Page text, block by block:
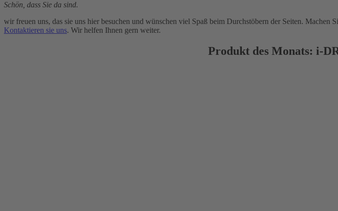
Schön, dass Sie da sind.
wir freuen uns, das sie uns hier besuchen und wünschen viel Spaß beim Durchstöbern der Seiten.
Kontaktieren sie uns. Wir helfen Ihnen gern weiter.
Produkt des Monats: i-